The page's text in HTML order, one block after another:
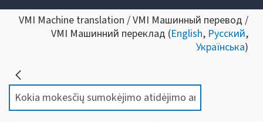
VMI Machine translation / VMI Машинный перевод /
VMI Машинний переклад (English, Русский,
Українська)